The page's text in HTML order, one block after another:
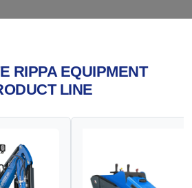
RIPPA EQUIPMENT
LINE